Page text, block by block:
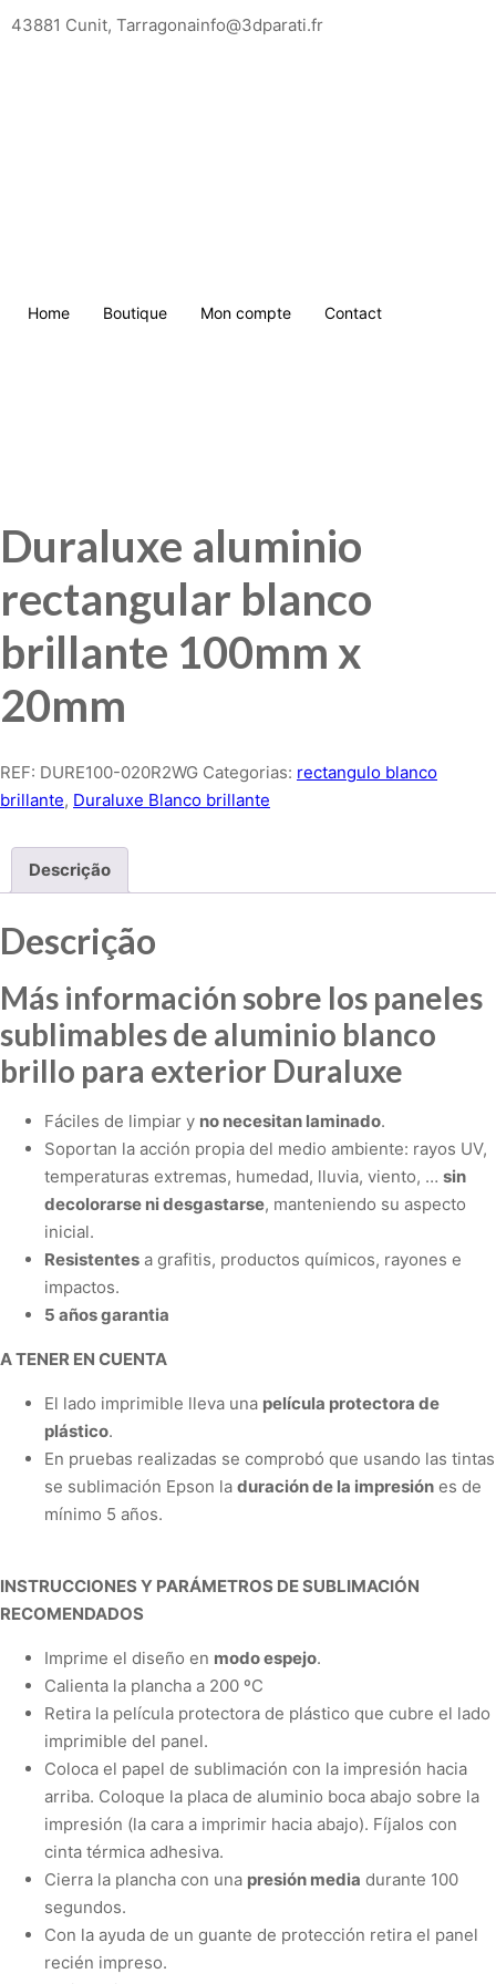
43881 Cunit, Tarragonainfo@3dparati.fr
Home Boutique Mon compte Contact
Duraluxe aluminio
rectangular blanco
brillante 100mm x
20mm
REF: DURE100-020R2WG Categorias: rectangulo blanco
brillante, Duraluxe Blanco brillante
Descrição
Descrição
Más información sobre los paneles
sublimables de aluminio blanco
brillo para exterior Duraluxe
Fáciles de limpiar y no necesitan laminado.
Soportan la acción propia del medio ambiente: rayos UV,
temperaturas extremas, humedad, lluvia, viento, … sin
decolorarse ni desgastarse, manteniendo su aspecto
inicial.
Resistentes a grafitis, productos químicos, rayones e
impactos.
5 años garantia
A TENER EN CUENTA
El lado imprimible lleva una película protectora de
plástico.
En pruebas realizadas se comprobó que usando las tintas
se sublimación Epson la duración de la impresión es de
mínimo 5 años.
INSTRUCCIONES Y PARÁMETROS DE SUBLIMACIÓN
RECOMENDADOS
Imprime el diseño en modo espejo.
Calienta la plancha a 200 ºC
Retira la película protectora de plástico que cubre el lado
imprimible del panel.
Coloca el papel de sublimación con la impresión hacia
arriba. Coloque la placa de aluminio boca abajo sobre la
impresión (la cara a imprimir hacia abajo). Fíjalos con
cinta térmica adhesiva.
Cierra la plancha con una presión media durante 100
segundos.
Con la ayuda de un guante de protección retira el panel
recién impreso.